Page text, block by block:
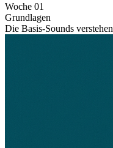
Woche 01
Grundlagen
Die Basis-Sounds